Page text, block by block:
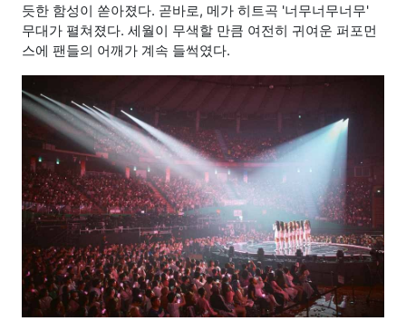
듯한 함성이 쏟아졌다. 곧바로, 메가 히트곡 '너무너무너무'
무대가 펼쳐졌다. 세월이 무색할 만큼 여전히 귀여운 퍼포먼
스에 팬들의 어깨가 계속 들썩였다.